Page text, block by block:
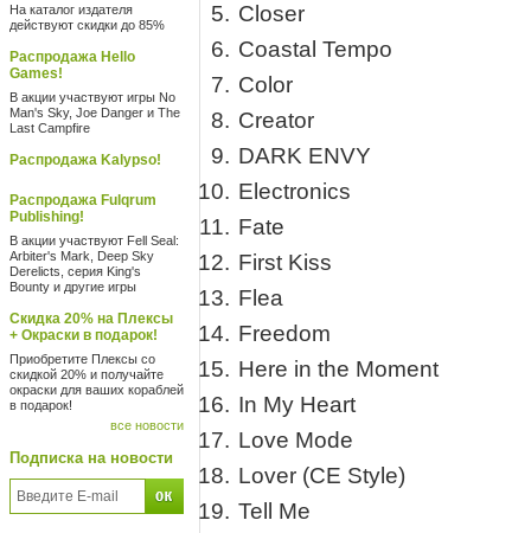
На каталог издателя
действуют скидки до 85%
Распродажа Hello
Games!
В акции участвуют игры No
Man's Sky, Joe Danger и The
Last Campfire
Распродажа Kalypso!
Распродажа Fulqrum
Publishing!
В акции участвуют Fell Seal:
Arbiter's Mark, Deep Sky
Derelicts, серия King's
Bounty и другие игры
Скидка 20% на Плексы
+ Окраски в подарок!
Приобретите Плексы со
скидкой 20% и получайте
окраски для ваших кораблей
в подарок!
все новости
Подписка на новости
Closer
Coastal Tempo
Color
Creator
DARK ENVY
Electronics
Fate
First Kiss
Flea
Freedom
Here in the Moment
In My Heart
Love Mode
Lover (CE Style)
Tell Me